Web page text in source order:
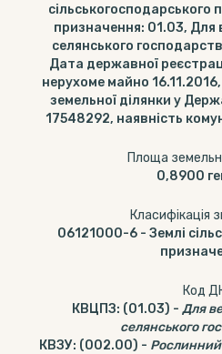
сільськогосподарського
призначення: 01.03, Для
селянського
Дата державної
нерухоме майно
земельної ділянки у
17548292, наявність
Площа
0,8900
Класифікація
06121000-6- Землі
Код
КВЦПЗ: (01.03) - Для
селянського
КВЗУ: (002.00) - Рослинний